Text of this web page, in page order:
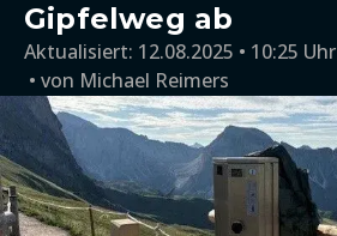
Gipfelweg ab
Aktualisiert: 12.08.2025 • 10:25 Uhr
von Michael Reimers